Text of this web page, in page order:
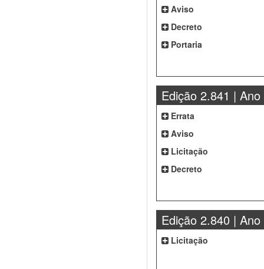
Aviso
Decreto
Portaria
Edição 2.841 | Ano
Errata
Aviso
Licitação
Decreto
Edição 2.840 | Ano
Licitação